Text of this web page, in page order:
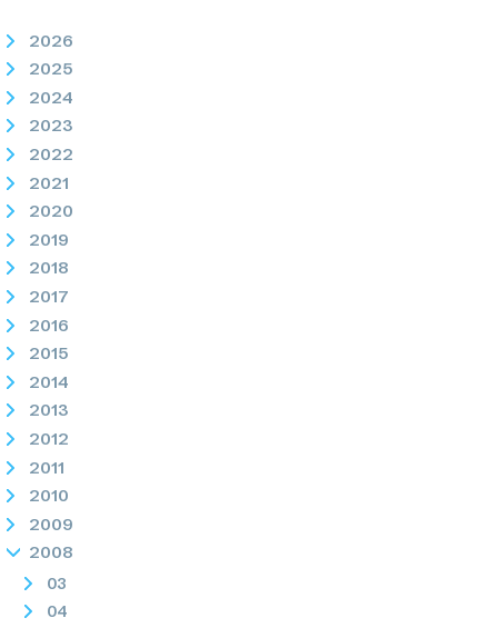
2026
2025
2024
2023
2022
2021
2020
2019
2018
2017
2016
2015
2014
2013
2012
2011
2010
2009
2008
03
04